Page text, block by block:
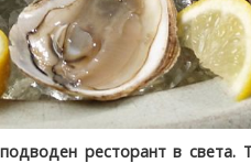
ресторант в света.